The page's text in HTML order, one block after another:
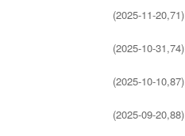
(2025-11-20,71)
(2025-10-31,74)
(2025-10-10,87)
(2025-09-20,88)